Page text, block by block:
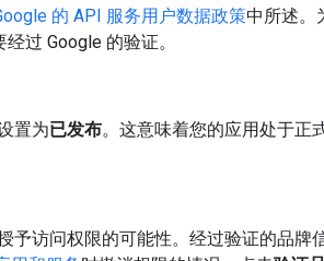
的 API 服务用户数据政策中所述。
过 Google 的验证。
置为已发布。这意味着您的应用处于正
予访问权限的可能性。经过验证的品牌